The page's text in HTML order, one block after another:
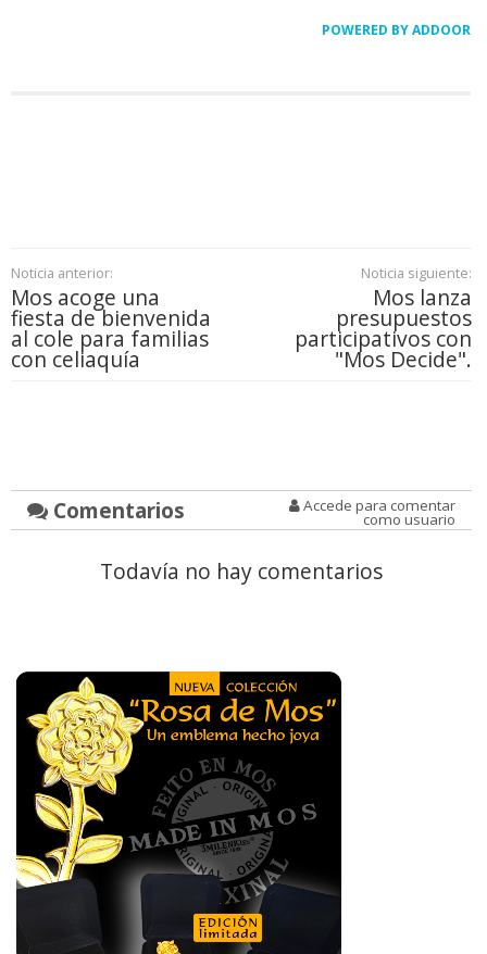
POWERED BY ADDOOR
Noticia anterior:
Mos acoge una
fiesta de bienvenida
al cole para familias
con celiaquía
Noticia siguiente:
Mos lanza
presupuestos
participativos con
"Mos Decide".
Comentarios Accede para comentar
como usuario
Todavía no hay comentarios